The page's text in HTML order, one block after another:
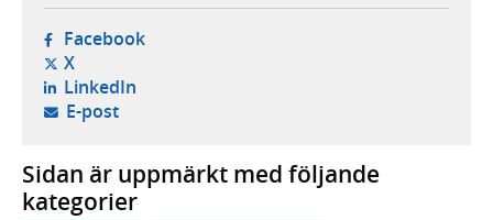
Facebook- öppnas i ny flik, extern webbplats,
X- öppnas i ny flik, extern webbplats,
LinkedIn- öppnas i ny flik, extern webbplats,
E-post- öppnar din e-postklient,
Sidan är uppmärkt med följande
kategorier